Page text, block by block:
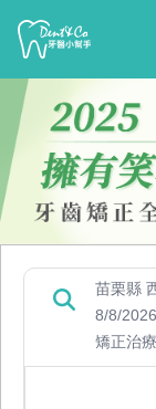
苗栗縣
8/8/2026
矯正治療